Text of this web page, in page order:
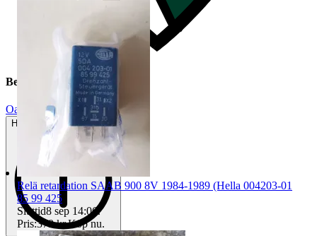
Beskrivning
Oanvänt
Helt ny och aldrig använd
Relä retardation SAAB 900 8V 1984-1989 (Hella 004203-01
85 99 425
Sluttid8 sep 14:06.
Pris:379 kr,Köp nu.